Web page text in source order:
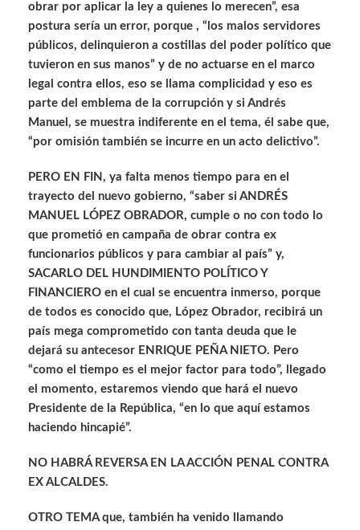
obrar por aplicar la ley a quienes lo merecen”, esa
postura sería un error, porque , “los malos servidores
públicos, delinquieron a costillas del poder político que
tuvieron en sus manos” y de no actuarse en el marco
legal contra ellos, eso se llama complicidad y eso es
parte del emblema de la corrupción y si Andrés
Manuel, se muestra indiferente en el tema, él sabe que,
“por omisión también se incurre en un acto delictivo”.
PERO EN FIN, ya falta menos tiempo para en el
trayecto del nuevo gobierno, “saber si ANDRÉS
MANUEL LÓPEZ OBRADOR, cumple o no con todo lo
que prometió en campaña de obrar contra ex
funcionarios públicos y para cambiar al país” y,
SACARLO DEL HUNDIMIENTO POLÍTICO Y
FINANCIERO en el cual se encuentra inmerso, porque
de todos es conocido que, López Obrador, recibirá un
país mega comprometido con tanta deuda que le
dejará su antecesor ENRIQUE PEÑA NIETO. Pero
“como el tiempo es el mejor factor para todo”, llegado
el momento, estaremos viendo que hará el nuevo
Presidente de la República, “en lo que aquí estamos
haciendo hincapié”.
NO HABRÁ REVERSA EN LA ACCIÓN PENAL CONTRA
EX ALCALDES.
OTRO TEMA que, también ha venido llamando